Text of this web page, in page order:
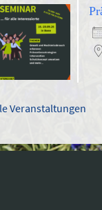
Veranstaltungen